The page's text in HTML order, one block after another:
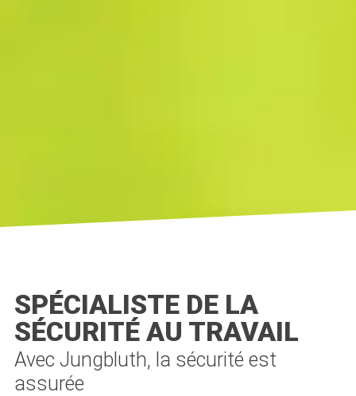
Avec Jungbluth, la sécurité est
assurée
SPÉCIALISTE DE LA
SÉCURITÉ AU TRAVAIL